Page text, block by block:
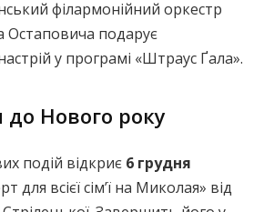
філармонійний оркестр
Остаповича подарує
у програмі «Штраус Ґала».
до Нового року
подій відкриє 6 грудня
для всієї сімʼї на Миколая» від